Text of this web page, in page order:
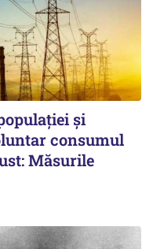
și
consumul
Măsurile